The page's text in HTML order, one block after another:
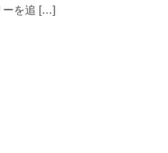
ーを追 […]